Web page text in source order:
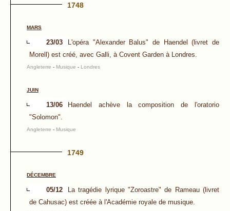
1748
MARS
23/03
L'opéra "Alexander Balus" de Haendel (livret de
Morell) est créé, avec Galli, à Covent Garden à Londres.
Angleterre - Musique - Londres
JUIN
13/06
Haendel achève la composition de l'oratorio
"Solomon".
Angleterre - Musique
1749
DÉCEMBRE
05/12
La tragédie lyrique "Zoroastre" de Rameau (livret
de Cahusac) est créée à l'Académie royale de musique.